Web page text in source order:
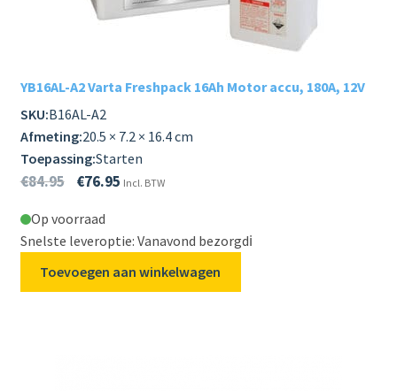
LADERS & ACCESSOIRES
SOORTEN
YB16AL-A2 Varta Freshpack 16Ah Motor accu, 180A, 12V
SKU:B16AL-A2
Afmeting:20.5 × 7.2 × 16.4 cm
Toepassing:Starten
€84.95 €76.95 Incl. BTW
Op voorraad
Snelste leveroptie: Vanavond bezorgdℹ️
Toevoegen aan winkelwagen